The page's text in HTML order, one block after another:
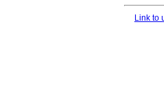
Link to